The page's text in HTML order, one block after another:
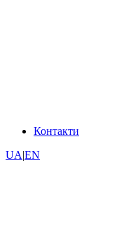
Контакти
UA|EN